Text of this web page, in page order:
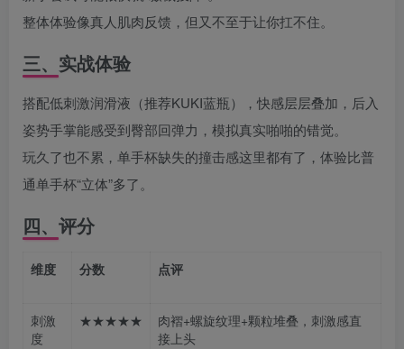
整体体验像真人肌肉反馈，但又不至于让你扛不住。
三、实战体验
搭配低刺激润滑液（推荐KUKI蓝瓶），快感层层叠加，后入
姿势手掌能感受到臀部回弹力，模拟真实啪啪的错觉。
玩久了也不累，单手杯缺失的撞击感这里都有了，体验比普
通单手杯“立体”多了。
四、评分
维度 分数 点评
刺激
度
★★★★★
肉褶+螺旋纹理+颗粒堆叠，刺激感直
接上头